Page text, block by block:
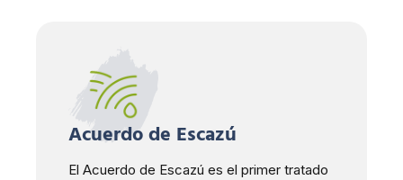
Acuerdo de Escazú
El Acuerdo de Escazú es el primer tratado